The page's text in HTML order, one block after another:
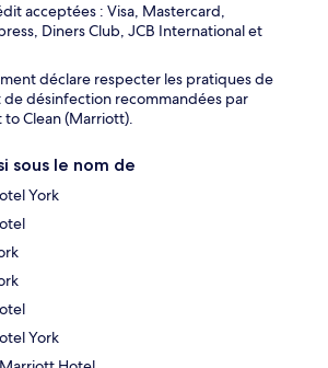
acceptées : Visa, Mastercard,
Diners Club, JCB International et
déclare respecter les pratiques de
désinfection recommandées par
Clean (Marriott).
sous le nom de
York
York